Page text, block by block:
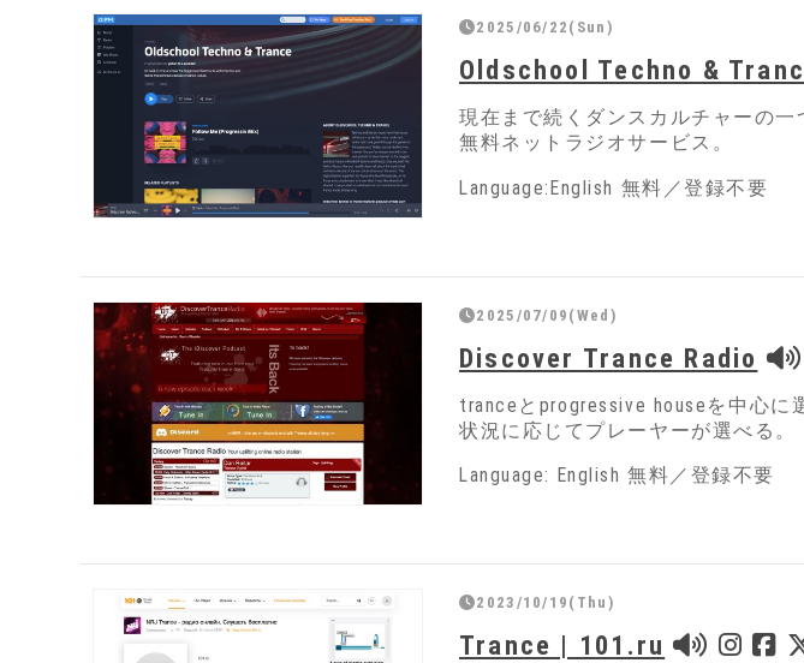
2025/06/22(Sun)
Oldschool Techno &
現在まで続くダンスカルチャーの
無料ネットラジオサービス。
Language:English 無料／登録不要
2025/07/09(Wed)
Discover Trance Radio
tranceとprogressive houseを中心
状況に応じてプレーヤーが選べる。
Language: English 無料／登録不要
2023/10/19(Thu)
Trance | 101.ru